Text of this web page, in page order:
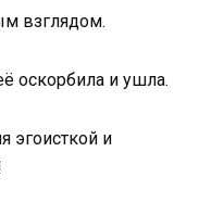
взглядом.
оскорбила и ушла.
эгоисткой и